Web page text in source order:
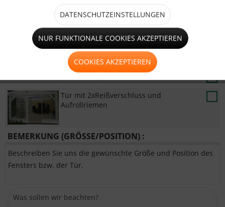
Hohlsaum
Tür mit 2xReißverschluss und
Aufrollriemen
BEMERKUNG (GRÖSSE/POSITION) :
Beschreiben Sie uns die gewünschte Größe und Position des
Fensters bzw. der Tür.
DATENSCHUTZEINSTELLUNGEN
NUR FUNKTIONALE COOKIES AKZEPTIEREN
COOKIES AKZEPTIEREN